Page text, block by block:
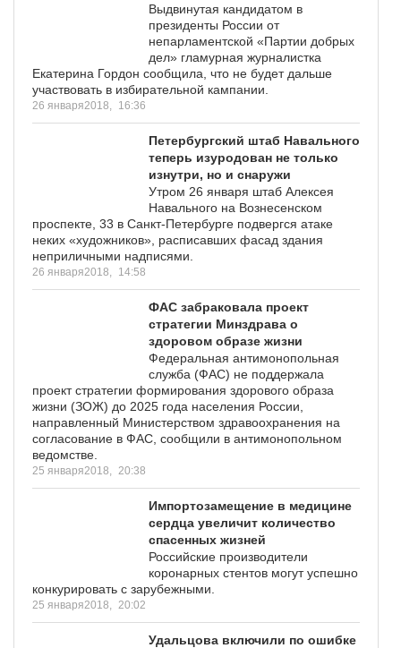
Выдвинутая кандидатом в
президенты России от
непарламентской «Партии добрых
дел» гламурная журналистка
Екатерина Гордон сообщила, что не будет дальше
участвовать в избирательной кампании.
26 января2018, 16:36
Петербургский штаб Навального
теперь изуродован не только
изнутри, но и снаружи
Утром 26 января штаб Алексея
Навального на Вознесенском
проспекте, 33 в Санкт-Петербурге подвергся атаке
неких «художников», расписавших фасад здания
неприличными надписями.
26 января2018, 14:58
ФАС забраковала проект
стратегии Минздрава о
здоровом образе жизни
Федеральная антимонопольная
служба (ФАС) не поддержала
проект стратегии формирования здорового образа
жизни (ЗОЖ) до 2025 года населения России,
направленный Министерством здравоохранения на
согласование в ФАС, сообщили в антимонопольном
ведомстве.
25 января2018, 20:38
Импортозамещение в медицине
сердца увеличит количество
спасенных жизней
Российские производители
коронарных стентов могут успешно
конкурировать с зарубежными.
25 января2018, 20:02
Удальцова включили по ошибке